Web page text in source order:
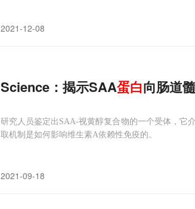
2021-12-08
Science：揭示SAA蛋白向肠道
研究人员鉴定出SAA-视黄醇复合物的一个受体，它
取机制是如何影响维生素A依赖性免疫的。
2021-09-18